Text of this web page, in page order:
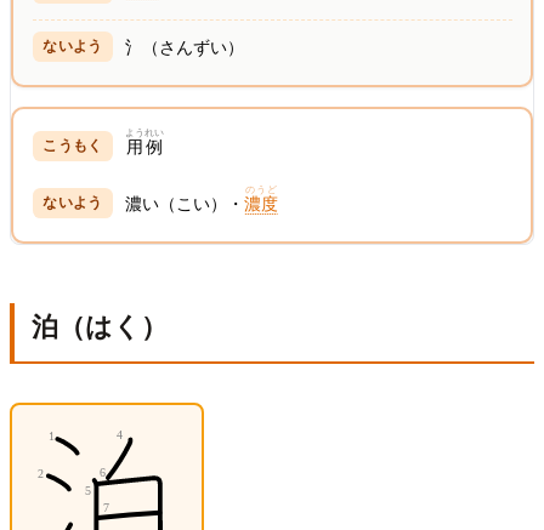
氵（さんずい）
用例
ようれい
濃い（こい）・濃度
のうど
泊（はく）